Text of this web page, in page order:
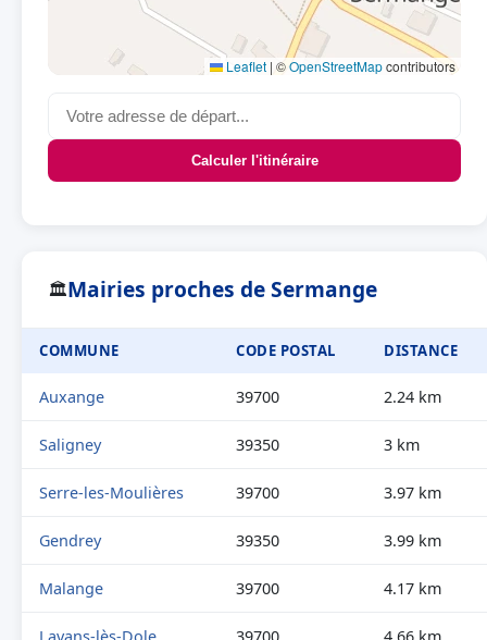
Leaflet | ©OpenStreetMapcontributors
Calculer l'itinéraire
🏛Mairies proches de Sermange
COMMUNE CODE POSTAL DISTANCE
Auxange 39700 2.24 km
Saligney 39350 3 km
Serre-les-Moulières 39700 3.97 km
Gendrey 39350 3.99 km
Malange 39700 4.17 km